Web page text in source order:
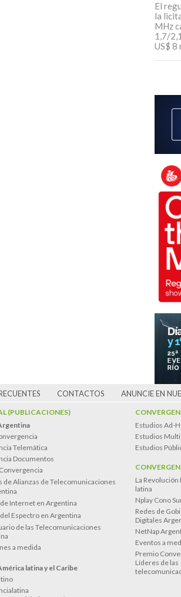
El
la
MHz
1,7/
US$ 8
CONTACTOS ANUNCIE EN
(PUBLICACIONES)
Telemática
Documentos
de Alianzas de Telecomunicaciones
de Internet en Argentina
Espectro en Argentina
de las Telecomunicaciones
a medida
latina y el Caribe
Estudios Ad-
Estudios
Estudios
La
latina
Nplay Cono
Redes de
Digitales
NetNap
Eventos a
Premio
Líderes de las